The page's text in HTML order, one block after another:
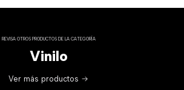
REVISA OTROS PRODUCTOS DE LA CATEGORÍA
Vinilo
Ver más productos